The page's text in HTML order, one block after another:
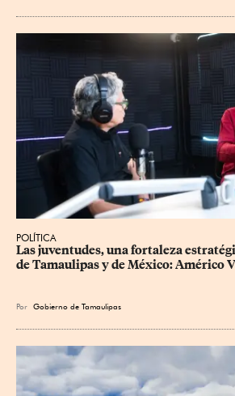
POLÍTICA
Las juventudes, una fortaleza
de Tamaulipas y de México: Américo
Por Gobierno de Tamaulipas